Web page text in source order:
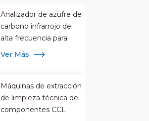
Analizador de azufre de
carbono infrarrojo de
alta frecuencia para
análisis de metales
Ver Más
Máquinas de extracción
de limpieza técnica de
componentes CCL